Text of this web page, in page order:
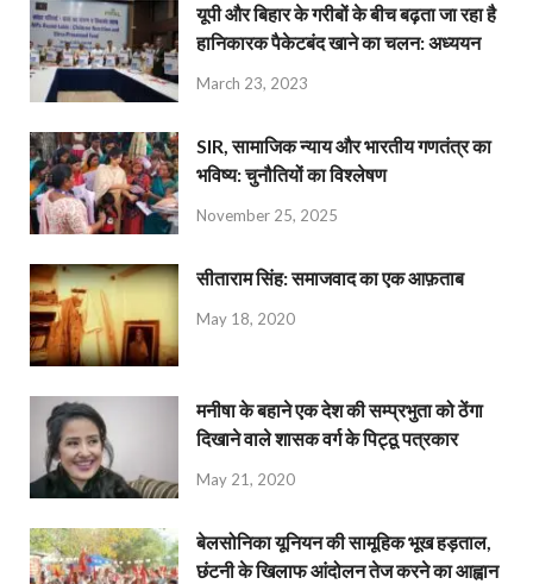
यूपी और बिहार के गरीबों के बीच बढ़ता जा रहा है
हानिकारक पैकेटबंद खाने का चलन: अध्ययन
March 23, 2023
SIR, सामाजिक न्याय और भारतीय गणतंत्र का
भविष्य: चुनौतियों का विश्लेषण
November 25, 2025
सीताराम सिंह: समाजवाद का एक आफ़ताब
May 18, 2020
मनीषा के बहाने एक देश की सम्प्रभुता को ठेंगा
दिखाने वाले शासक वर्ग के पिट्ठू पत्रकार
May 21, 2020
बेलसोनिका यूनियन की सामूहिक भूख हड़ताल,
छंटनी के खिलाफ आंदोलन तेज करने का आह्वान